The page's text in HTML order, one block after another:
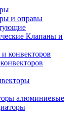
и оправы
Клапаны и
алюминиевые